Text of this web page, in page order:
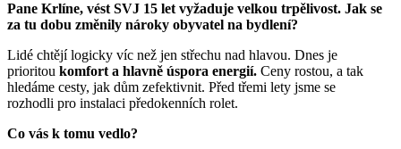
Pane Krlíne, vést SVJ 15 let vyžaduje velkou trpělivost. Jak se
za tu dobu změnily nároky obyvatel na bydlení?
Lidé chtějí logicky víc než jen střechu nad hlavou. Dnes je
prioritou komfort a hlavně úspora energií. Ceny rostou, a tak
hledáme cesty, jak dům zefektivnit. Před třemi lety jsme se
rozhodli pro instalaci předokenních rolet.
Co vás k tomu vedlo?